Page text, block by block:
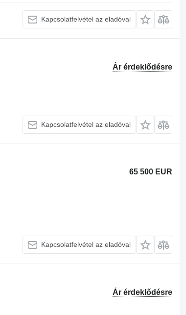
Kapcsolatfelvétel az eladóval
Ár érdeklődésre
Kapcsolatfelvétel az eladóval
65 500 EUR
Kapcsolatfelvétel az eladóval
Ár érdeklődésre